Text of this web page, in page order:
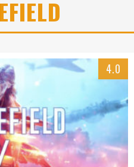
« Mon Village Révolté » - Combattre un Projet !
« Le Béton et le Bambou / Propositions pour Mayotte et le Monde. » - Améliorations !
« Dr Wertham / L’homme qui étudia les tueurs en série » - Un Métier à Risque !
Assassin's Creed Black Flag Resynced
4.0